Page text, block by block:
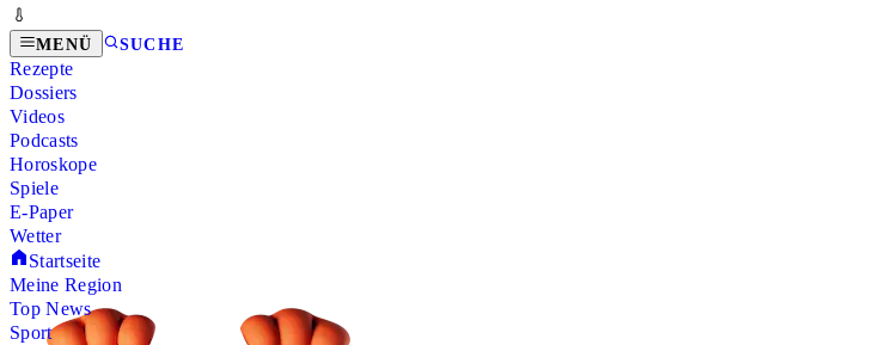
MENÜ SUCHE
Rezepte
Dossiers
Videos
Podcasts
Horoskope
Spiele
E-Paper
Wetter
Startseite
Meine Region
Top News
Sport